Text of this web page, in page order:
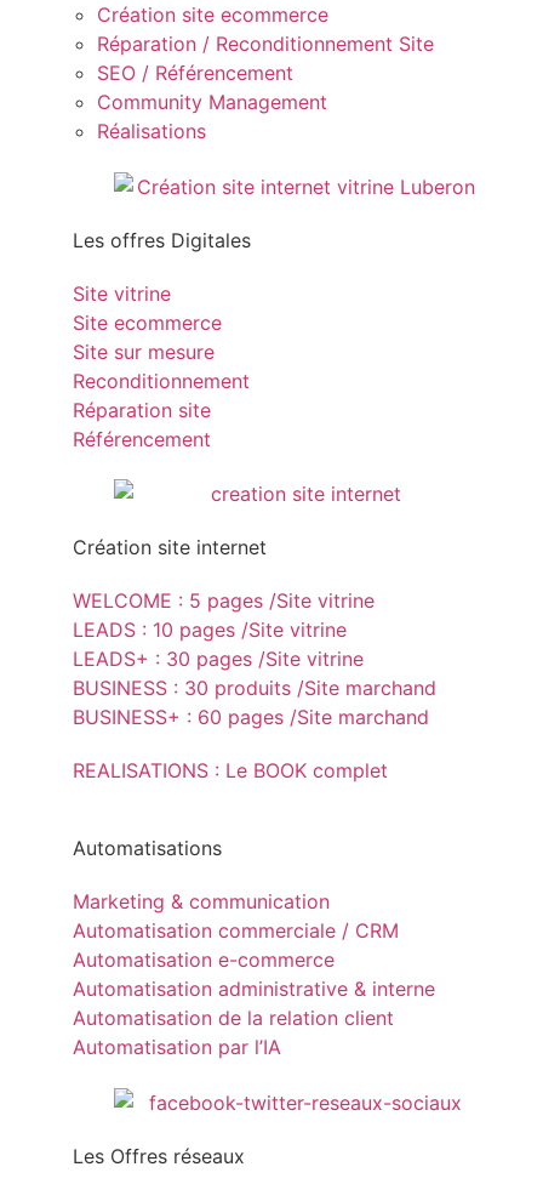
Création site ecommerce
Réparation / Reconditionnement Site
SEO / Référencement
Community Management
Réalisations
Les offres Digitales
Site vitrine
Site ecommerce
Site sur mesure
Reconditionnement
Réparation site
Référencement
Création site internet
WELCOME : 5 pages /Site vitrine
LEADS : 10 pages /Site vitrine
LEADS+ : 30 pages /Site vitrine
BUSINESS : 30 produits /Site marchand
BUSINESS+ : 60 pages /Site marchand
REALISATIONS : Le BOOK complet
Automatisations
Marketing & communication
Automatisation commerciale / CRM
Automatisation e-commerce
Automatisation administrative & interne
Automatisation de la relation client
Automatisation par l’IA
Les Offres réseaux